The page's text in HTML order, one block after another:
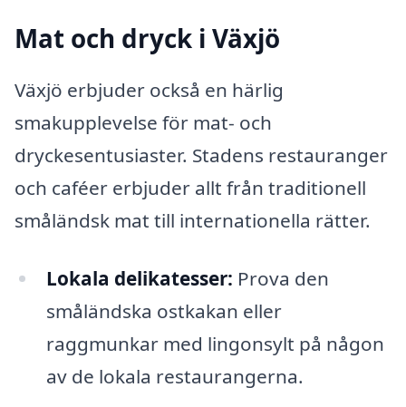
Mat och dryck i Växjö
Växjö erbjuder också en härlig
smakupplevelse för mat- och
dryckesentusiaster. Stadens restauranger
och caféer erbjuder allt från traditionell
småländsk mat till internationella rätter.
Lokala delikatesser: Prova den
småländska ostkakan eller
raggmunkar med lingonsylt på någon
av de lokala restaurangerna.